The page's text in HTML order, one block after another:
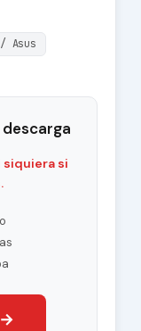
Asus
siquiera si
→